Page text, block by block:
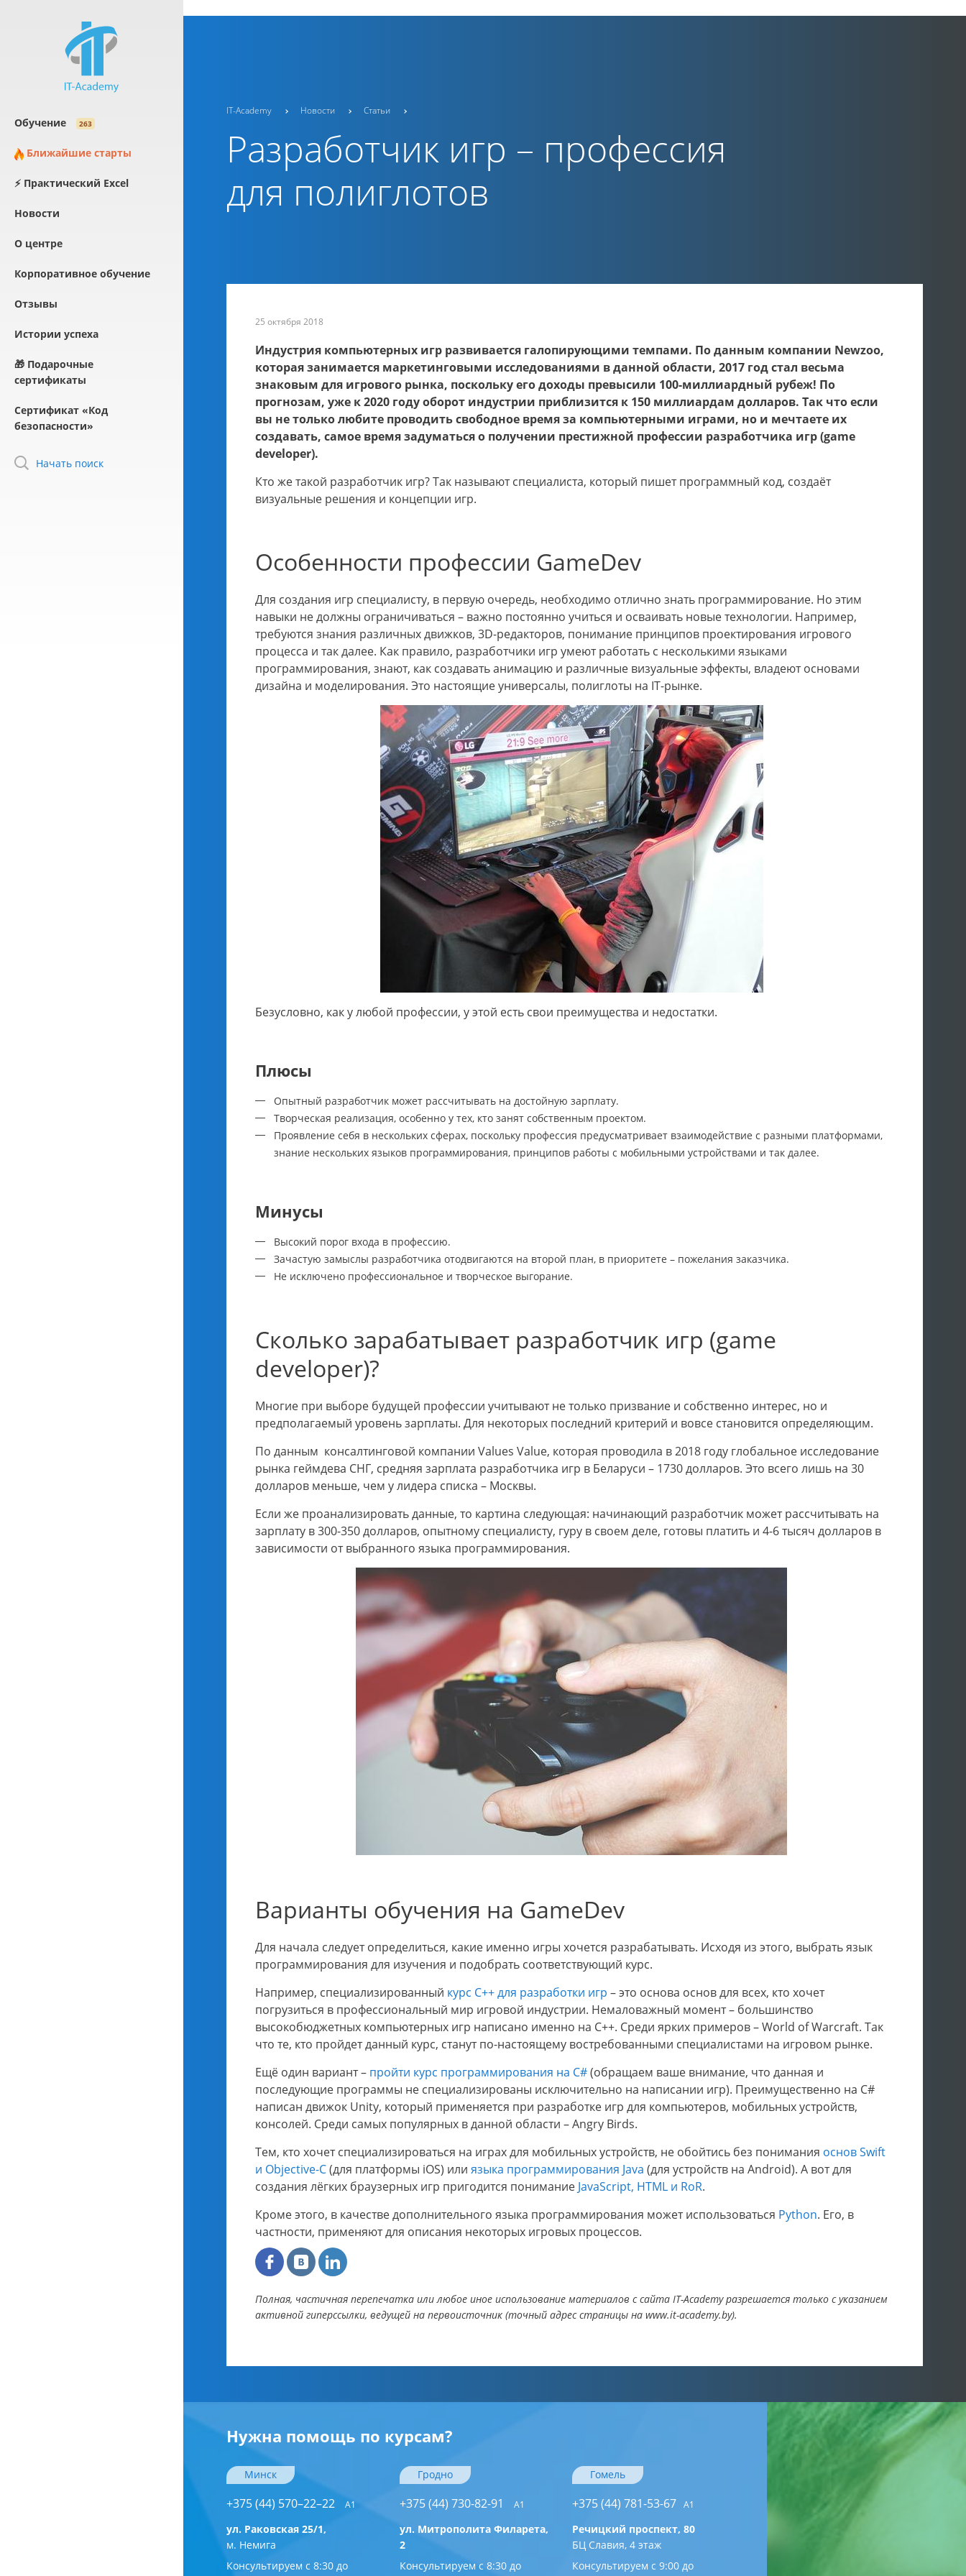
Обучение 263
Ближайшие старты
⚡ Практический Excel
Новости
О центре
Корпоративное обучение
Отзывы
Истории успеха
🎁 Подарочные
сертификаты
Сертификат «Код
безопасности»
Начать поиск
IT-Academy Новости Статьи
Разработчик игр – профессия
для полиглотов
25 октября 2018
Индустрия компьютерных игр развивается галопирующими темпами. По данным компании Newzoo,
которая занимается маркетинговыми исследованиями в данной области, 2017 год стал весьма
знаковым для игрового рынка, поскольку его доходы превысили 100-миллиардный рубеж! По
прогнозам, уже к 2020 году оборот индустрии приблизится к 150 миллиардам долларов. Так что если
вы не только любите проводить свободное время за компьютерными играми, но и мечтаете их
создавать, самое время задуматься о получении престижной профессии разработчика игр (game
developer).
Кто же такой разработчик игр? Так называют специалиста, который пишет программный код, создаёт
визуальные решения и концепции игр.
Особенности профессии GameDev
Для создания игр специалисту, в первую очередь, необходимо отлично знать программирование. Но этим
навыки не должны ограничиваться – важно постоянно учиться и осваивать новые технологии. Например,
требуются знания различных движков, 3D-редакторов, понимание принципов проектирования игрового
процесса и так далее. Как правило, разработчики игр умеют работать с несколькими языками
программирования, знают, как создавать анимацию и различные визуальные эффекты, владеют основами
дизайна и моделирования. Это настоящие универсалы, полиглоты на IT-рынке.
Безусловно, как у любой профессии, у этой есть свои преимущества и недостатки.
Плюсы
Опытный разработчик может рассчитывать на достойную зарплату.
Творческая реализация, особенно у тех, кто занят собственным проектом.
Проявление себя в нескольких сферах, поскольку профессия предусматривает взаимодействие с разными платформами,
знание нескольких языков программирования, принципов работы с мобильными устройствами и так далее.
Минусы
Высокий порог входа в профессию.
Зачастую замыслы разработчика отодвигаются на второй план, в приоритете – пожелания заказчика.
Не исключено профессиональное и творческое выгорание.
Сколько зарабатывает разработчик игр (game
developer)?
Многие при выборе будущей профессии учитывают не только призвание и собственно интерес, но и
предполагаемый уровень зарплаты. Для некоторых последний критерий и вовсе становится определяющим.
По данным консалтинговой компании Values Value, которая проводила в 2018 году глобальное исследование
рынка геймдева СНГ, средняя зарплата разработчика игр в Беларуси – 1730 долларов. Это всего лишь на 30
долларов меньше, чем у лидера списка – Москвы.
Если же проанализировать данные, то картина следующая: начинающий разработчик может рассчитывать на
зарплату в 300-350 долларов, опытному специалисту, гуру в своем деле, готовы платить и 4-6 тысяч долларов в
зависимости от выбранного языка программирования.
Варианты обучения на GameDev
Для начала следует определиться, какие именно игры хочется разрабатывать. Исходя из этого, выбрать язык
программирования для изучения и подобрать соответствующий курс.
Например, специализированный курс C++ для разработки игр – это основа основ для всех, кто хочет
погрузиться в профессиональный мир игровой индустрии. Немаловажный момент – большинство
высокобюджетных компьютерных игр написано именно на С++. Среди ярких примеров – World of Warcraft. Так
что те, кто пройдет данный курс, станут по-настоящему востребованными специалистами на игровом рынке.
Ещё один вариант – пройти курс программирования на C#(обращаем ваше внимание, что данная и
последующие программы не специализированы исключительно на написании игр). Преимущественно на С#
написан движок Unity, который применяется при разработке игр для компьютеров, мобильных устройств,
консолей. Среди самых популярных в данной области – Angry Birds.
Тем, кто хочет специализироваться на играх для мобильных устройств, не обойтись без понимания основ Swift
и Objective-C(для платформы iOS) или языка программирования Java (для устройств на Android). А вот для
создания лёгких браузерных игр пригодится понимание JavaScript, HTML и RoR.
Кроме этого, в качестве дополнительного языка программирования может использоваться Python. Его, в
частности, применяют для описания некоторых игровых процессов.
Полная, частичная перепечатка или любое иное использование материалов с сайта IT-Academy разрешается только с указанием
активной гиперссылки, ведущей на первоисточник (точный адрес страницы на www.it-academy.by).
Нужна помощь по курсам?
Минск
+375 (44) 570–22–22 A1
ул. Раковская 25/1,
м. Немига
Консультируем с 8:30 до
Гродно
+375 (44) 730-82-91 A1
ул. Митрополита Филарета,
2
Консультируем с 8:30 до
Гомель
+375 (44) 781-53-67 A1
Речицкий проспект, 80
БЦ Славия, 4 этаж
Консультируем с 9:00 до